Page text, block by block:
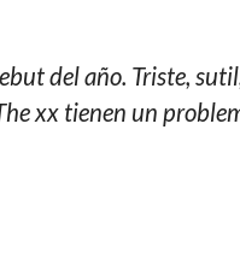
del año. Triste,
xx tienen un